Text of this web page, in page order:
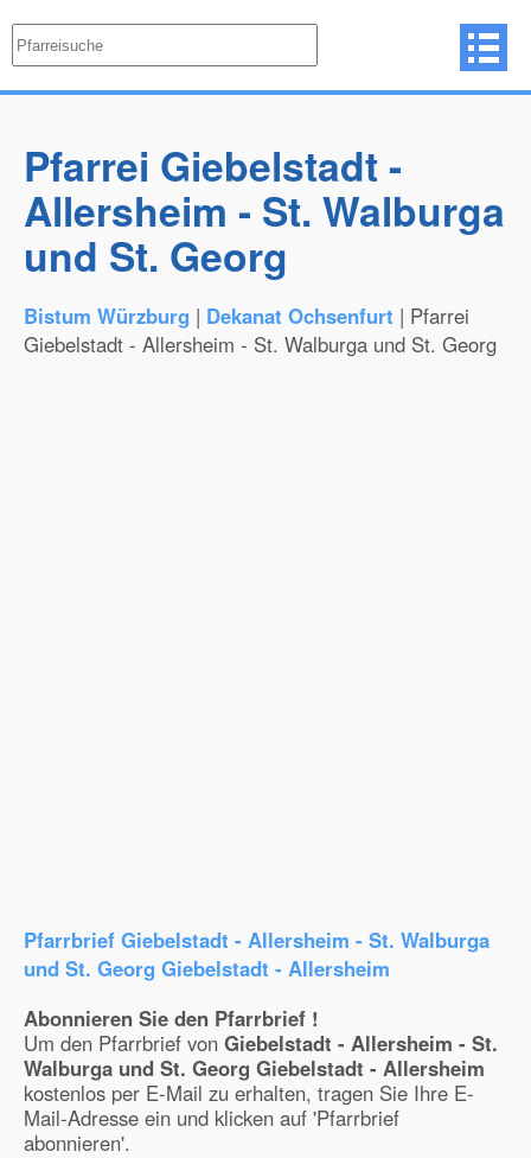
Pfarrei Giebelstadt -
Allersheim - St. Walburga
und St. Georg
Bistum Würzburg | Dekanat Ochsenfurt | Pfarrei
Giebelstadt - Allersheim - St. Walburga und St. Georg
Pfarrbrief Giebelstadt - Allersheim - St. Walburga
und St. Georg Giebelstadt - Allersheim
Abonnieren Sie den Pfarrbrief !
Um den Pfarrbrief von Giebelstadt - Allersheim - St.
Walburga und St. Georg Giebelstadt - Allersheim
kostenlos per E-Mail zu erhalten, tragen Sie Ihre E-
Mail-Adresse ein und klicken auf 'Pfarrbrief
abonnieren'.